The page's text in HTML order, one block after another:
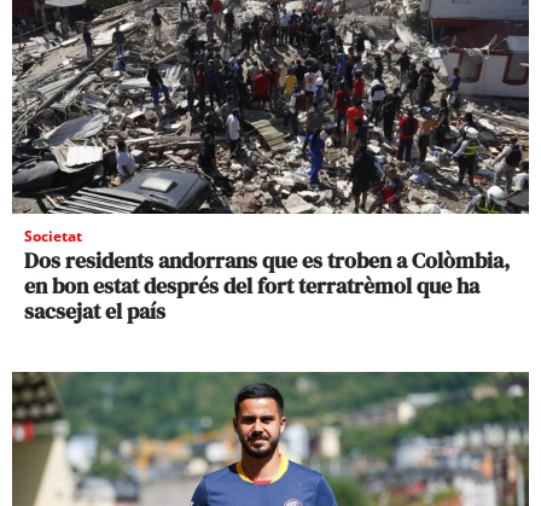
Societat
Dos residents andorrans que es troben a Colòmbia,
en bon estat després del fort terratrèmol que ha
sacsejat el país